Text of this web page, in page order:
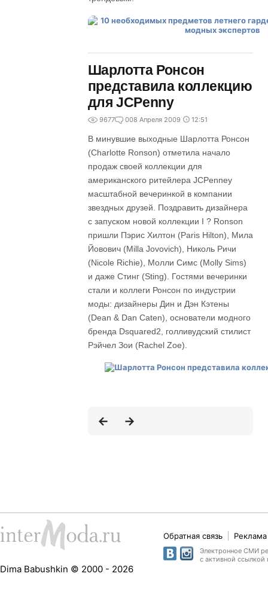
Шарлотта Ронсон
представила коллекцию
для JCPenny
9677 008 Апреля 2009 12:51
В минувшие выходные Шарлотта Ронсон
(Charlotte Ronson) отметила начало
продаж своей коллекции для
американского ритейлера JCPenney
масштабной вечеринкой в компании
звездных друзей. Поздравить дизайнера
с запуском новой коллекции I ? Ronson
пришли Пэрис Хилтон (Paris Hilton), Мила
Йовович (Milla Jovovich), Николь Ричи
(Nicole Richie), Молли Симс (Molly Sims)
и даже Стинг (Sting). Гостями вечеринки
стали и коллеги Ронсон по индустрии
моды: дизайнеры Дин и Дэн Кэтены
(Dean & Dan Caten), основатели модного
бренда Dsquared2, голливудский стилист
Рэйчел Зои (Rachel Zoe).
Dima Babushkin © 2000 - 2026
Обратная связь
Электронное СМИ
с активной ссылкой